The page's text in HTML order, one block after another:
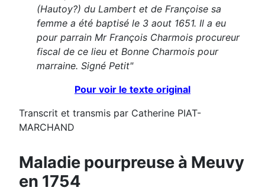
(Hautoy?) du Lambert et de Françoise sa
femme a été baptisé le 3 aout 1651. Il a eu
pour parrain Mr François Charmois procureur
fiscal de ce lieu et Bonne Charmois pour
marraine. Signé Petit"
Pour voir le texte original
Transcrit et transmis par Catherine PIAT-
MARCHAND
Maladie pourpreuse à Meuvy
en 1754